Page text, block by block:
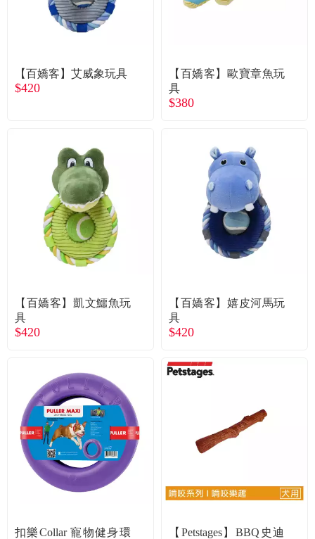
【百嬌客】艾威象玩具
$420
【百嬌客】歐寶章魚玩
具
$380
【百嬌客】凱文鱷魚玩
具
$420
【百嬌客】嬉皮河馬玩
具
$420
扣樂Collar 寵物健身環
【Petstages】BBQ史迪